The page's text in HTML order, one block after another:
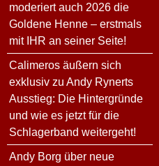
moderiert auch 2026 die
Goldene Henne – erstmals
mit IHR an seiner Seite!
Calimeros äußern sich
exklusiv zu Andy Rynerts
Ausstieg: Die Hintergründe
und wie es jetzt für die
Schlagerband weitergeht!
Andy Borg über neue